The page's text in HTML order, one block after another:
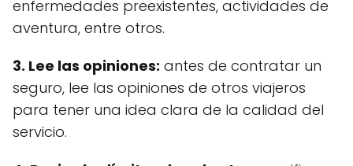
enfermedades preexistentes, actividades de
aventura, entre otros.
3. Lee las opiniones: antes de contratar un
seguro, lee las opiniones de otros viajeros
para tener una idea clara de la calidad del
servicio.